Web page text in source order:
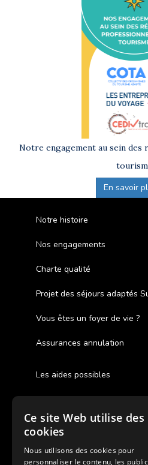
Notre engagement au sein des
En savoir
Notre histoire
Nos engagements
Charte qualité
Projet des séjours adaptés
Vous êtes un foyer de vie ?
Assurances annulation
Les aides possibles
Cash Back
Pour les fratries
Facebook Supernova
Ce site Web utilise des
cookies
Nous utilisons des cookies pour
personnaliser le contenu, les